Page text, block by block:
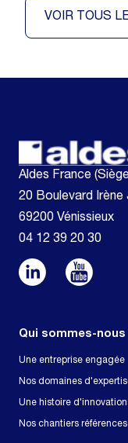
VOIR TOUS
Aldes France
20 Boulevard Irène
69200 Vénissieux
04 12 39 20 30
Qui sommes-nous
Une entreprise engagée
Nos domaines
Une histoire
Nos chantiers références